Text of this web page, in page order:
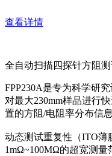
查看详情
全自动扫描四探针方阻
FPP230A是专为科学研
对最大230mm样品进行
置的方阻/电阻率分布信息
动态测试重复性（ITO薄
1mΩ~100MΩ的超宽测量